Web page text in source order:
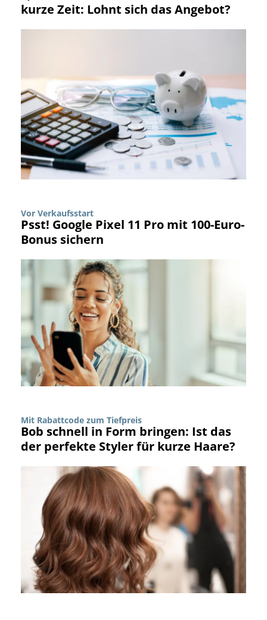
kurze Zeit: Lohnt sich das Angebot?
Vor Verkaufsstart
Psst! Google Pixel 11 Pro mit 100-Euro-
Bonus sichern
Mit Rabattcode zum Tiefpreis
Bob schnell in Form bringen: Ist das
der perfekte Styler für kurze Haare?